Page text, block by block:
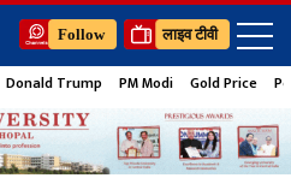
Follow लाइव टीवी
Donald Trump PM Modi Gold Price